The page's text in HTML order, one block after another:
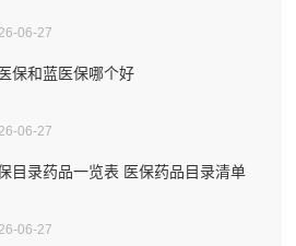
06-27
保和蓝医保哪个好
06-27
目录药品一览表 医保药品目录清单
06-27